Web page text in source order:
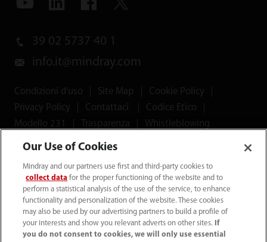
39 02 5737 40 1
info.it@mindray.com
Condizioni d’uso Site Map Cookie Policy
Privacy Policy
Contattaci Codice Etico
Modello 231
Trasparenza Whistleblowing
Ltd. Tutti i diritti riservati.
Mindray Medical Italy S.r.l. ha ottenuto ilRating di Legalità
Our Use of Cookies
Mindray and our partners use first and third-party cookies to
collect data for the proper functioning of the website and to
perform a statistical analysis of the use of the service, to enhance
functionality and personalization of the website. These cookies
may also be used by our advertising partners to build a profile of
your interests and show you relevant adverts on other sites.
If
you do not consent to cookies, we will only use essential